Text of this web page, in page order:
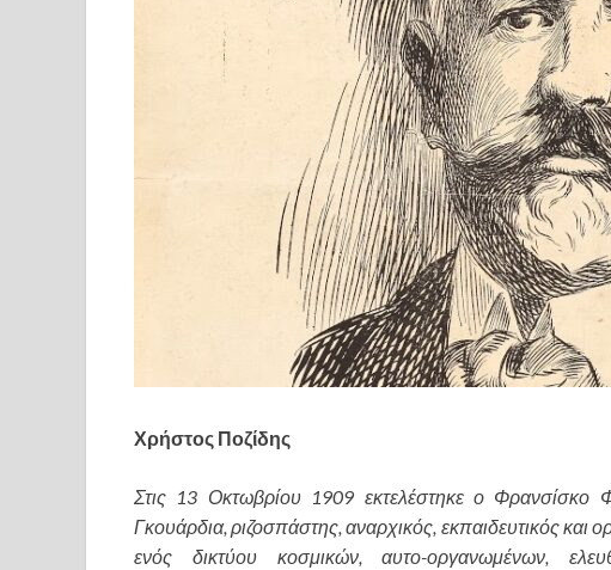
Χρήστος Ποζίδης
Στις 13 Οκτωβρίου 1909 εκτελέστηκε ο Φρανσίσκο
Γκουάρδια, ριζοσπάστης, αναρχικός, εκπαιδευτικός και
ενός δικτύου κοσμικών, αυτο-οργανωμένων,